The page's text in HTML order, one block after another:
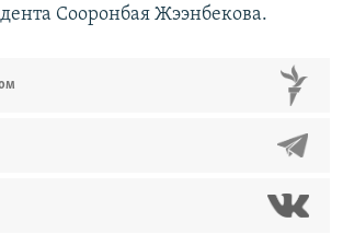
Сооронбая Жээнбекова.